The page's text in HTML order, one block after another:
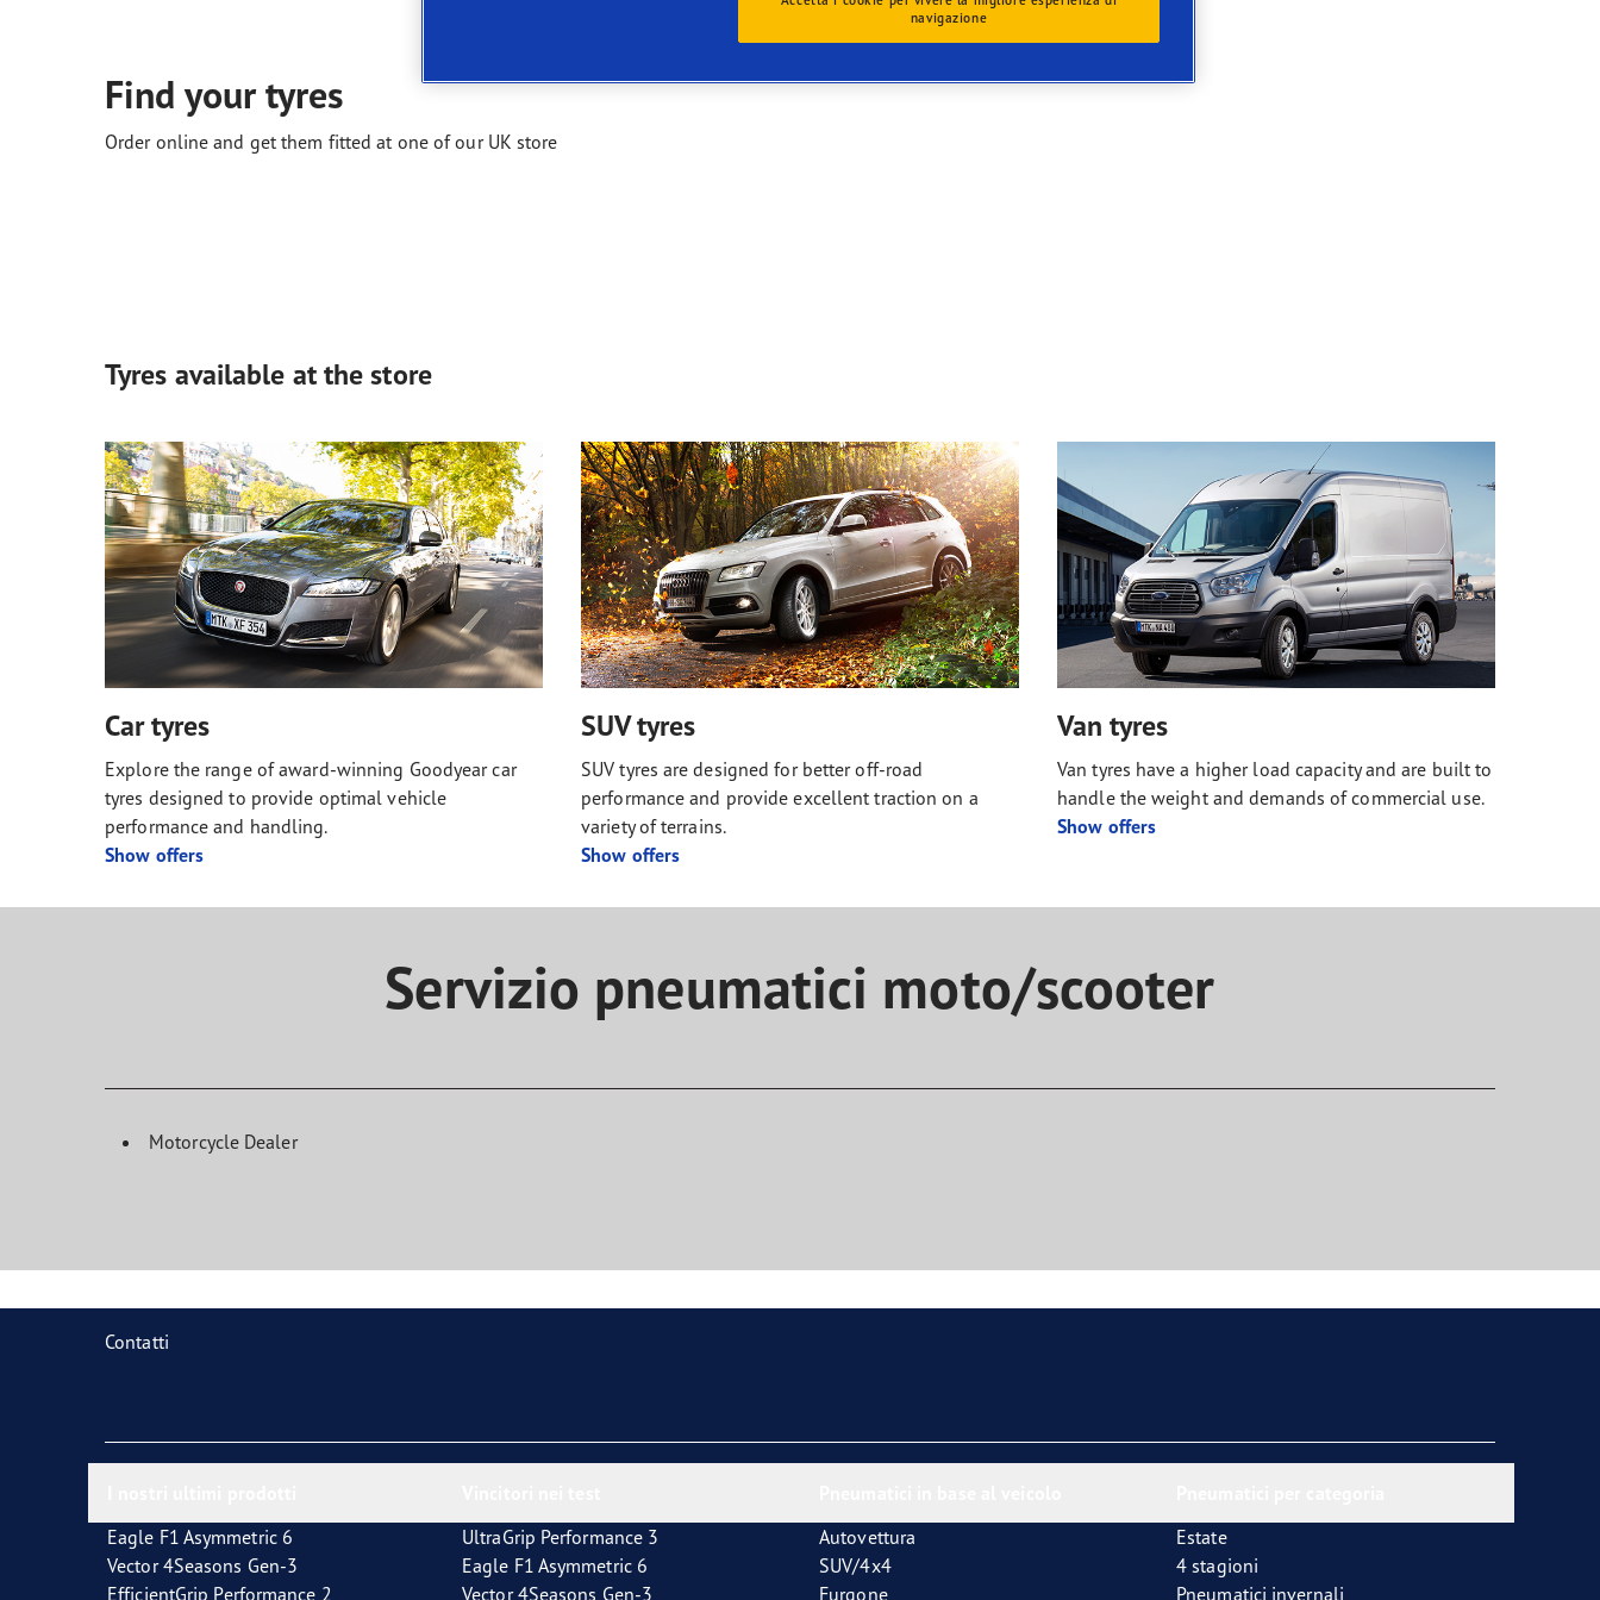
Find your tyres
Order online and get them fitted at one of our UK store
Tyres available at the store
Car tyres
Explore the range of award-winning Goodyear car
tyres designed to provide optimal vehicle
performance and handling.
Show offers
SUV tyres
SUV tyres are designed for better off-road
performance and provide excellent traction on a
variety of terrains.
Show offers
Van tyres
Van tyres have a higher load capacity and are built to
handle the weight and demands of commercial use.
Show offers
Servizio pneumatici moto/scooter
Motorcycle Dealer
Contatti
Eagle F1 Asymmetric 6
Vector 4Seasons Gen-3
EfficientGrip Performance 2
UltraGrip Performance 3
Eagle F1 Asymmetric 6
Vector 4Seasons Gen-3
Autovettura
SUV/4x4
Furgone
Estate
4 stagioni
Pneumatici invernali
navigazione